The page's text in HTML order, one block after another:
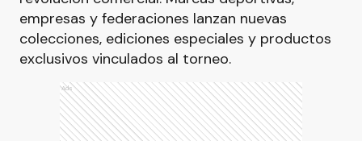
empresas y federaciones lanzan nuevas
colecciones, ediciones especiales y productos
exclusivos vinculados al torneo.
Ads